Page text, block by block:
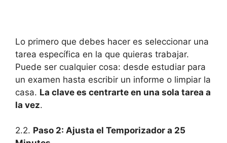
Lo primero que debes hacer es seleccionar una
tarea específica en la que quieras trabajar.
Puede ser cualquier cosa: desde estudiar para
un examen hasta escribir un informe o limpiar la
casa. La clave es centrarte en una sola tarea a
la vez.
2.2. Paso 2: Ajusta el Temporizador a 25